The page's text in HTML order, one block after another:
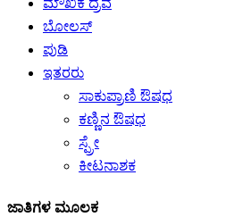
ಮೌಖಿಕ ದ್ರವ
ಬೋಲಸ್
ಪುಡಿ
ಇತರರು
ಸಾಕುಪ್ರಾಣಿ ಔಷಧ
ಕಣ್ಣಿನ ಔಷಧ
ಸ್ಪ್ರೇ
ಕೀಟನಾಶಕ
ಜಾತಿಗಳ ಮೂಲಕ